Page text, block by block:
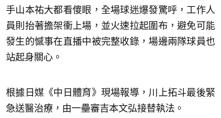
手山本祐大都看傻眼，全場球迷爆發驚呼，工作人
員則抬著擔架衝上場，並火速拉起圍布，避免可能
發生的憾事在直播中被完整收錄，場邊兩隊球員也
站起身關心。
根據日媒《中日體育》現場報導，川上拓斗最後緊
急送醫治療，由一壘審吉本文弘接替執法。